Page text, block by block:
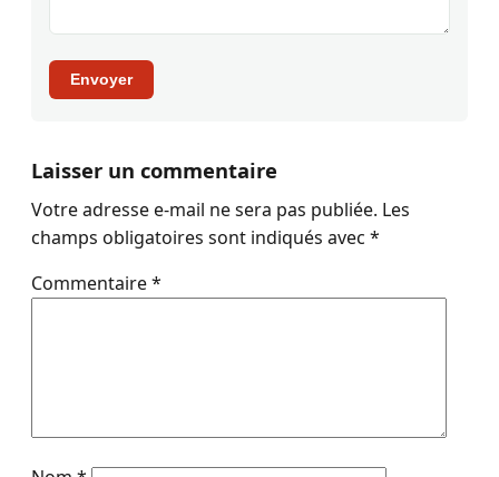
Envoyer
Laisser un commentaire
Votre adresse e-mail ne sera pas publiée. Les
champs obligatoires sont indiqués avec *
Commentaire*